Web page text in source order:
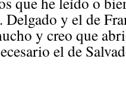
Delgado y el de
y creo que
el de